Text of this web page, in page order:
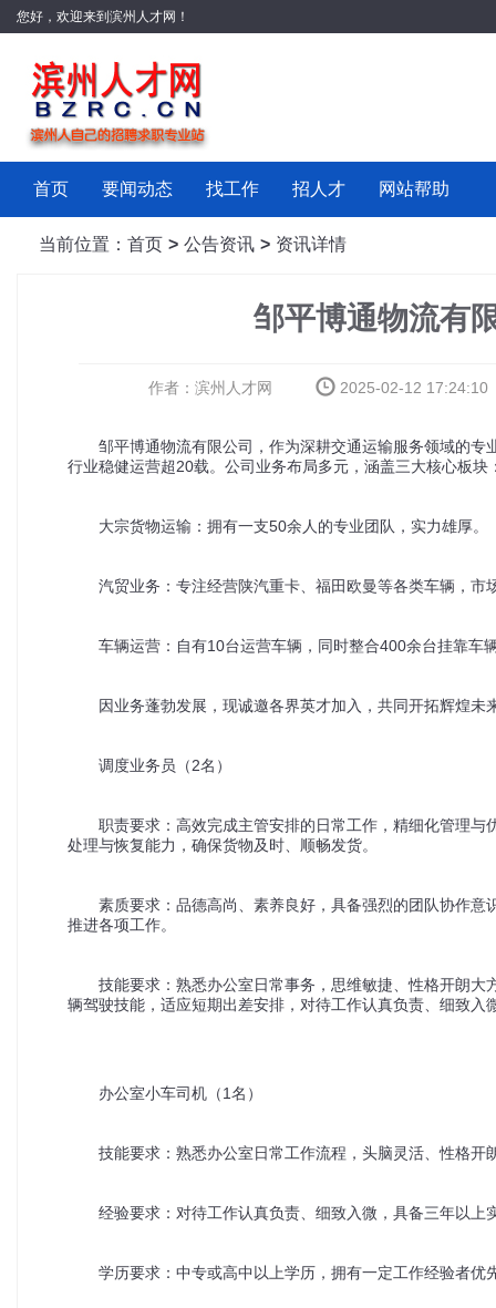
您好，欢迎来到滨州人才网！
首页 要闻动态 找工作 招人才 网站帮助
当前位置： 首页 > 公告资讯 > 资讯详情
邹平博通物流有
作者：滨州人才网 2025-02-12 17:24:10
邹平博通物流有限公司，作为深耕交通运输服务领域的
行业稳健运营超 20载。公司业务布局多元，涵盖三大核心板块
大宗货物运输：拥有一支50余人的专业团队，实力雄厚。
汽贸业务：专注经营陕汽重卡、福田欧曼等各类车辆，市
车辆运营：自有10台运营车辆，同时整合400余台挂靠车
因业务蓬勃发展，现诚邀各界英才加入，共同开拓辉煌未
调度业务员（ 2名）
职责要求：高效完成主管安排的日常工作，精细化管理
处理与恢复能力，确保货物及时、顺畅发货。
素质要求：品德高尚、素养良好，具备强烈的团队协作
推进各项工作。
技能要求：熟悉办公室日常事务，思维敏捷、性格开朗大
辆驾驶技能，适应短期出差安排，对待工作认真负责、细致入
办公室小车司机（ 1 名）
技能要求：熟悉办公室日常工作流程，头脑灵活、性格开
经验要求：对待工作认真负责、细致入微，具备三年以上
学历要求：中专或高中以上学历，拥有一定工作经验者优